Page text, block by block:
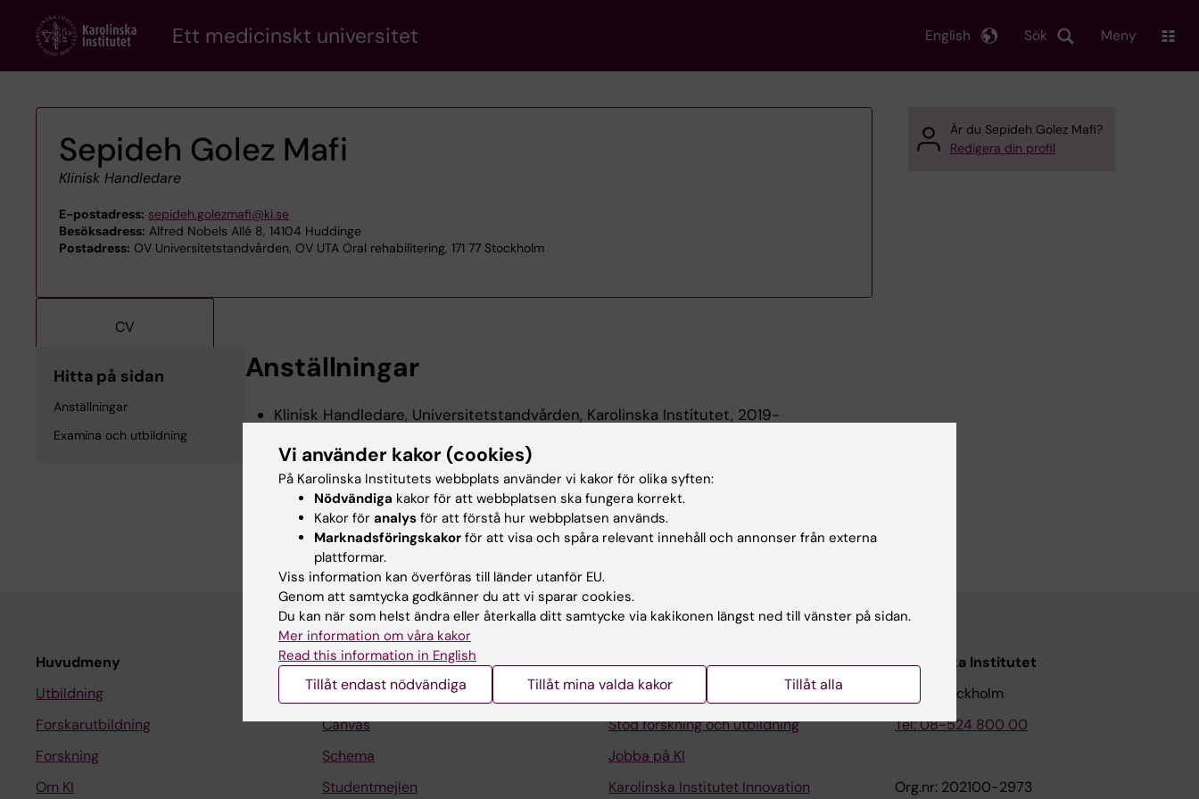
content
Ett medicinskt universitet Sök
English Meny
Sepideh Golez Mafi
Klinisk Handledare
E-postadress: sepideh.golezmafi@ki.se
Besöksadress: Alfred Nobels Allé 8, 14104 Huddinge
Postadress: OV Universitetstandvården, OV UTA Oral rehabilitering, 171 77 Stockholm
CV
Hitta på sidan
Anställningar
Examina och utbildning
Anställningar
Klinisk Handledare, Universitetstandvården, Karolinska Institutet, 2019-
Examina och utbildning
Tandläkarexamen, Karolinska Institutet, 2011
Är du Sepideh Golez Mafi?
Redigera din profil
Huvudmeny
Utbildning
Forskarutbildning
Forskning
Om KI
Student
Ladok
Canvas
Schema
Studentmejlen
Kontakta och besök KI
Universitetsbiblioteket
Stöd forskning och utbildning
Jobba på KI
Karolinska Institutet Innovation
Karolinska Institutet
171 77 Stockholm
Tel: 08-524 800 00
Org.nr: 202100-2973
Vi använder kakor (cookies)
På Karolinska Institutets webbplats använder vi kakor för olika syften:
Nödvändiga kakor för att webbplatsen ska fungera korrekt.
Kakor för analys för att förstå hur webbplatsen används.
Marknadsföringskakor för att visa och spåra relevant innehåll och annonser från externa
plattformar.
Viss information kan överföras till länder utanför EU.
Genom att samtycka godkänner du att vi sparar cookies.
Du kan när som helst ändra eller återkalla ditt samtycke via kakikonen längst ned till vänster på sidan.
Mer information om våra kakor
Read this information in English
Tillåt endast nödvändiga Tillåt mina valda kakor Tillåt alla